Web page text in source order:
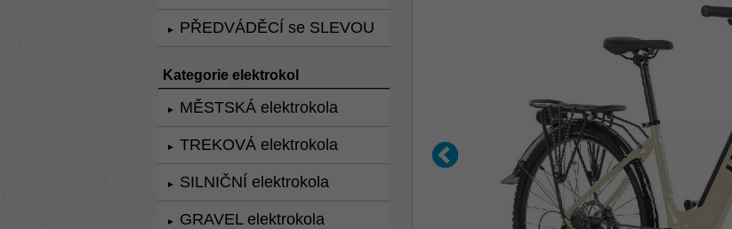
► PŘEDVÁDĚCÍ se SLEVOU
Kategorie elektrokol
► MĚSTSKÁ elektrokola
► TREKOVÁ elektrokola
► SILNIČNÍ elektrokola
► GRAVEL elektrokola